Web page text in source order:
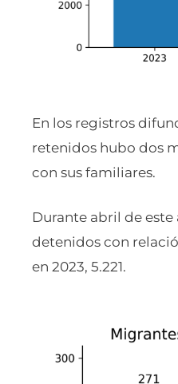
En los registros
retenidos hubo dos
con sus familiares.
Durante abril de
detenidos con
en 2023, 5.221.